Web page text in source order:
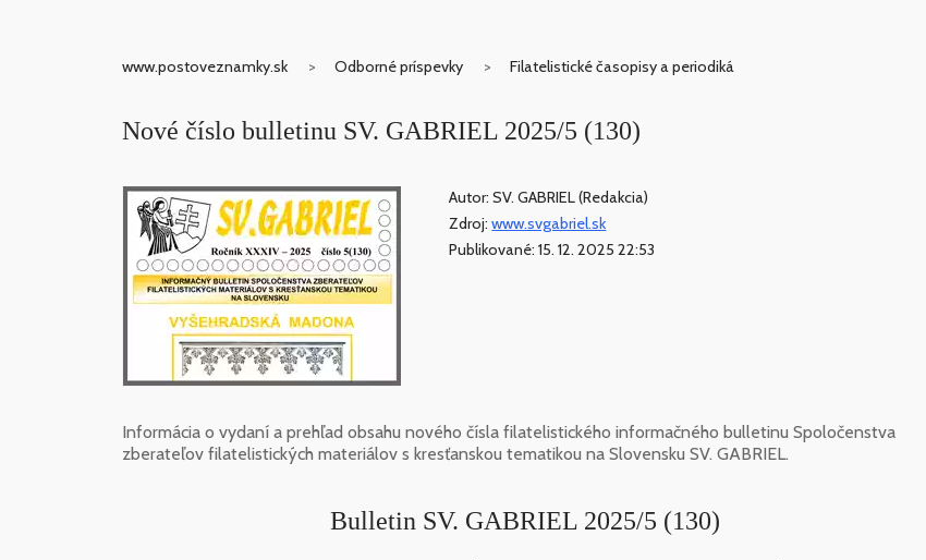
www.postoveznamky.sk Odborné príspevky Filatelistické časopisy a periodiká
Nové číslo bulletinu SV. GABRIEL 2025/5 (130)
Autor: SV. GABRIEL (Redakcia)
Zdroj:www.svgabriel.sk
Publikované: 15. 12. 2025 22:53
Informácia o vydaní a prehľad obsahu nového čísla filatelistického informačného bulletinu Spoločenstva
zberateľov filatelistických materiálov s kresťanskou tematikou na Slovensku SV. GABRIEL.
Bulletin SV. GABRIEL 2025/5 (130)